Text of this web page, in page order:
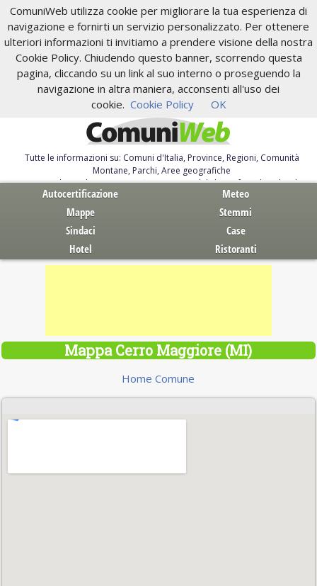
ComuniWeb utilizza cookie per migliorare la tua esperienza di
navigazione e fornirti un servizio personalizzato. Per ottenere
ulteriori informazioni ti invitiamo a prendere visione della nostra
Cookie Policy. Chiudendo questo banner, scorrendo questa
pagina, cliccando su un link al suo interno o proseguendo la
navigazione in altra maniera, acconsenti all'uso dei
cookie. Cookie Policy OK
Tutte le informazioni su: Comuni d'Italia, Province, Regioni, Comunità
Montane, Parchi, Aree geografiche
Servizi al Cittadino. Autocertificazione, moduli, leggi, free download
Autocertificazione
Meteo
Mappe
Stemmi
Sindaci
Case
Hotel
Ristoranti
Mappa Cerro Maggiore (MI)
Home Comune